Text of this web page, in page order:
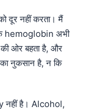
दूर नहीं करता। मैं
hemoglobin अभी
ओर बहता है, और
नुकसान है, न कि
है। Alcohol,